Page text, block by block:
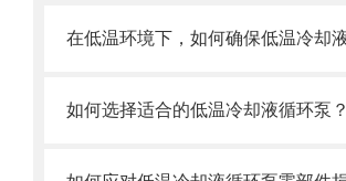
如何选择适合的低温冷却液循环泵？